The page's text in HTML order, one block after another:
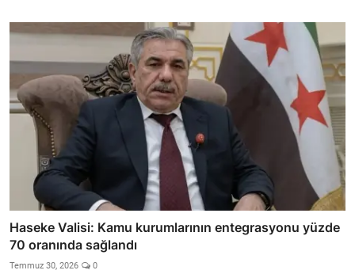
Haseke Valisi: Kamu kurumlarının entegrasyonu yüzde
70 oranında sağlandı
Temmuz 30, 2026 0